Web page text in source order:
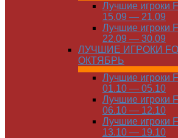
Лучшие игроки
15.09 — 21.09
Лучшие игроки
22.09 — 30.09
ЛУЧШИЕ ИГРОКИ
ОКТЯБРЬ
Лучшие игроки
01.10 — 05.10
Лучшие игроки
06.10 — 12.10
Лучшие игроки
13.10 — 19.10